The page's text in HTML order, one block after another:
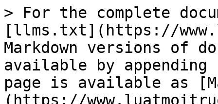
> For the complete
[llms.txt](https://
Markdown versions of
available by
page is available as
(https://